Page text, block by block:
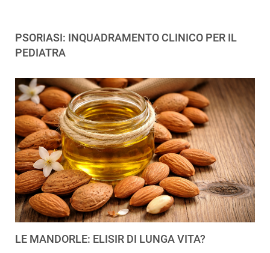
PSORIASI: INQUADRAMENTO CLINICO PER IL
PEDIATRA
LE MANDORLE: ELISIR DI LUNGA VITA?